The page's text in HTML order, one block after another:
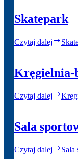
Skatepark
Czytaj dalej
Kręgielnia-
Czytaj dalej
Sala
Czytaj dalej Sala